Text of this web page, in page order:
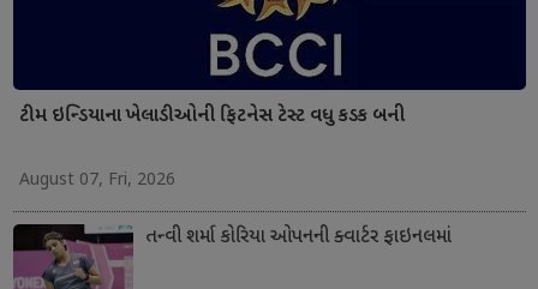
ટીમ ઇન્ડિયાના ખેલાડીઓની ફિટનેસ ટેસ્ટ વધુ કડક બની
August 07, Fri, 2026
તન્વી શર્મા કોરિયા ઓપનની ક્વાર્ટર ફાઇનલમાં